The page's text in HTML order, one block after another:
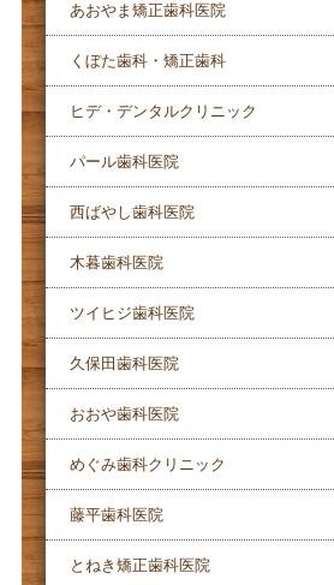
あおやま矯正歯科医院
くぼた歯科・矯正歯科
ヒデ・デンタルクリニック
パール歯科医院
西ばやし歯科医院
木暮歯科医院
ツイヒジ歯科医院
久保田歯科医院
おおや歯科医院
めぐみ歯科クリニック
藤平歯科医院
とねき矯正歯科医院